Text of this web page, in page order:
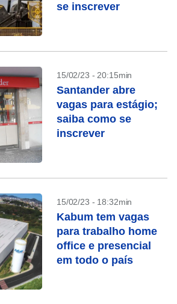
se inscrever
15/02/23 - 20:15min
Santander abre
vagas para estágio;
saiba como se
inscrever
15/02/23 - 18:32min
Kabum tem vagas
para trabalho home
office e presencial
em todo o país